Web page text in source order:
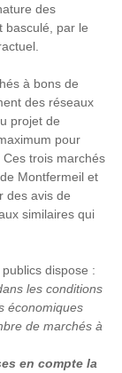
des
basculé, par le
à bons de
des réseaux
projet de
pour
Ces trois marchés
Montfermeil et
des avis de
similaires qui
dispose :
les conditions
économiques
de marchés à
en compte la